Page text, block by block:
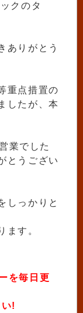
クのタ
ありがとう
重点措置の
したが、本
業でした
とうござい
しっかりと
ます。
を毎日更
!